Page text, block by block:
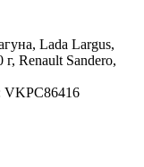
Lada Largus,
Renault Sandero,
VKPC86416